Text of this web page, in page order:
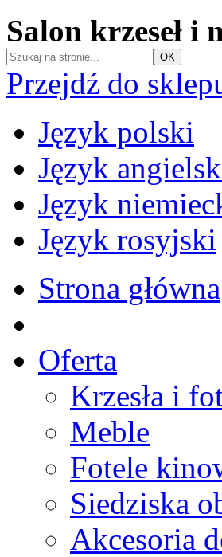
Salon krzeseł i
Przejdź do
Język polski
Język
Język
Język rosyjski
Strona główna
Oferta
Krzesła i
Meble
Fotele
Siedziska
Akcesoria